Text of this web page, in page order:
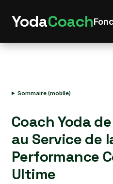
YodaCoach
Sommaire (mobile)
Coach Yoda
au Service de
Performance
Ultime